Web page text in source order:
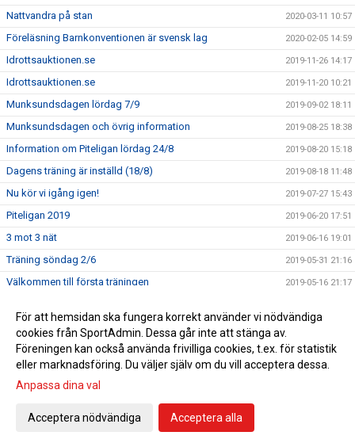
Nattvandra på stan 2020-03-11 10:57
Föreläsning Barnkonventionen är svensk lag 2020-02-05 14:59
Idrottsauktionen.se 2019-11-26 14:17
Idrottsauktionen.se 2019-11-20 10:21
Munksundsdagen lördag 7/9 2019-09-02 18:11
Munksundsdagen och övrig information 2019-08-25 18:38
Information om Piteligan lördag 24/8 2019-08-20 15:18
Dagens träning är inställd (18/8) 2019-08-18 11:48
Nu kör vi igång igen! 2019-07-27 15:43
Piteligan 2019 2019-06-20 17:51
3 mot 3 nät 2019-06-16 19:01
Träning söndag 2/6 2019-05-31 21:16
Välkommen till första träningen 2019-05-16 21:17
Vi hälsar alla barn födda 2013 och deras föräldrar
välkomna till Piteå IF FF.
Gå till Webbversion
För att hemsidan ska fungera korrekt använder vi nödvändiga
cookies från SportAdmin. Dessa går inte att stänga av.
Föreningen kan också använda frivilliga cookies, t.ex. för statistik
eller marknadsföring. Du väljer själv om du vill acceptera dessa.
Anpassa dina val
Acceptera nödvändiga Acceptera alla